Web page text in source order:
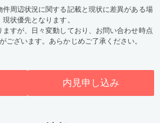
周辺状況に関する記載と現状に差異がある場
現状優先となります。
すが、日々変動しており、お問い合わせ時点
ございます。あらかじめご了承ください。
内見申し込み